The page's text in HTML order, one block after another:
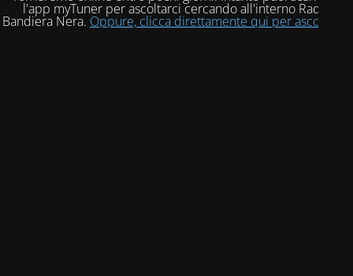
l'app myTuner per ascoltarci cercando all'interno Radio
Bandiera Nera. Oppure, clicca direttamente qui per ascoltarci!